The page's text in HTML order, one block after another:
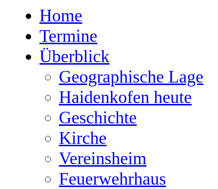
Home
Termine
Überblick
Geographische Lage
Haidenkofen heute
Geschichte
Kirche
Vereinsheim
Feuerwehrhaus